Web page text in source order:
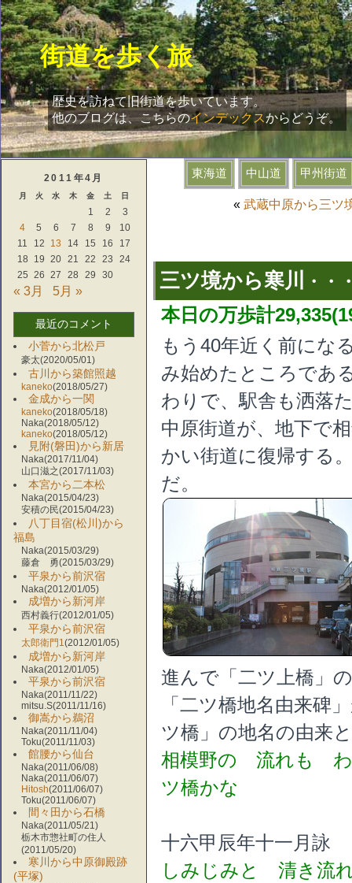
街道を歩く旅
歴史を訪ねて旧街道を歩いています。
他のブログは、こちらのインデックスからどうぞ。
« 武蔵中原から三ツ
三ツ境から寒川 ・・
本日の万歩計
もう40年近く前にな
み始めたところであ
わりで、駅舎も洒落
中原街道が、地下で
かい街道に復帰する
だ。
進んで「二ツ上橋」
「二ツ橋地名由来碑
ツ橋」の地名の由来
相模野の 流れも
ツ橋かな
十六甲辰年十一月詠
しみじみと 清き流
2011年4月
月 火 水 木 金 土 日
1 2
3
4
5 6 7 8 9
10
11
12 13 14 15 16
17
18
19 20 21 22 23
24
25 26 27 28 29 30
« 3月 5月 »
最近のコメント
小菅から北松戸
豪太(2020/05/01)
古川から築館照越
kaneko(2018/05/27)
金成から一関
kaneko(2018/05/18)
Naka(2018/05/12)
kaneko(2018/05/12)
見附(磐田)から新居
Naka(2017/11/04)
山口滋之(2017/11/03)
本宮から二本松
Naka(2015/04/23)
安積の民(2015/04/23)
八丁目宿(松川)から
福島
Naka(2015/03/29)
藤倉 勇(2015/03/29)
平泉から前沢宿
Naka(2012/01/05)
成増から新河岸
西村義行(2012/01/05)
平泉から前沢宿
太郎衛門1(2012/01/05)
成増から新河岸
Naka(2012/01/05)
平泉から前沢宿
Naka(2011/11/22)
mitsu.S(2011/11/16)
御嵩から鵜沼
Naka(2011/11/04)
Toku(2011/11/03)
館腰から仙台
Naka(2011/06/08)
Naka(2011/06/07)
Hitosh(2011/06/07)
Toku(2011/06/07)
間々田から石橋
Naka(2011/05/21)
栃木市惣社町の住人
(2011/05/20)
寒川から中原御殿跡
(平塚)